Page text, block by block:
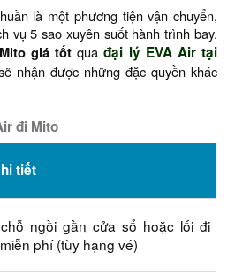
là một phương tiện vận chuyển,
vụ 5 sao xuyên suốt hành trình bay.
giá tốtquađại lý EVA Air tại
nhận được những đặc quyền khác
đi Mito
tiết
ngồi gần cửa sổ hoặc lối đi
phí (tùy hạng vé)